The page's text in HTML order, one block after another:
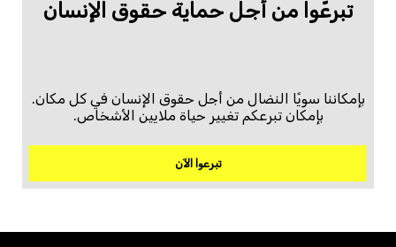
تبرعّوا من أجل حماية حقوق الإنسان
بإمكاننا سويًا النضال من أجل حقوق الإنسان في كل مكان.
بإمكان تبرعكم تغيير حياة ملايين الأشخاص.
تبرعوا الآن